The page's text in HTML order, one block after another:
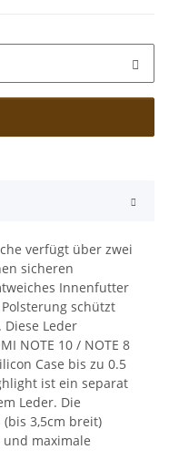
verfügt über zwei
sicheren
Innenfutter
schützt
Leder
NOTE 10 / NOTE 8
Case bis zu 0.5
ist ein separat
Leder. Die
3,5cm breit)
maximale